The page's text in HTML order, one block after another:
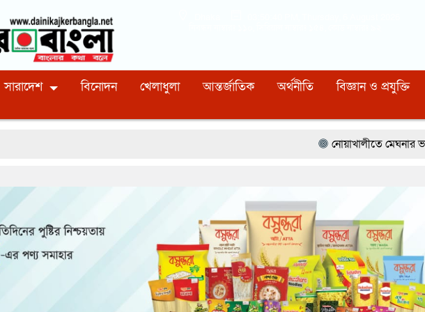
সারাদেশ বিনোদন খেলাধুলা আন্তর্জাতিক অর্থনীতি বিজ্ঞান ও প্রযুক্তি
নোয়াখালীতে মেঘনার ভাঙনরোধে জিও